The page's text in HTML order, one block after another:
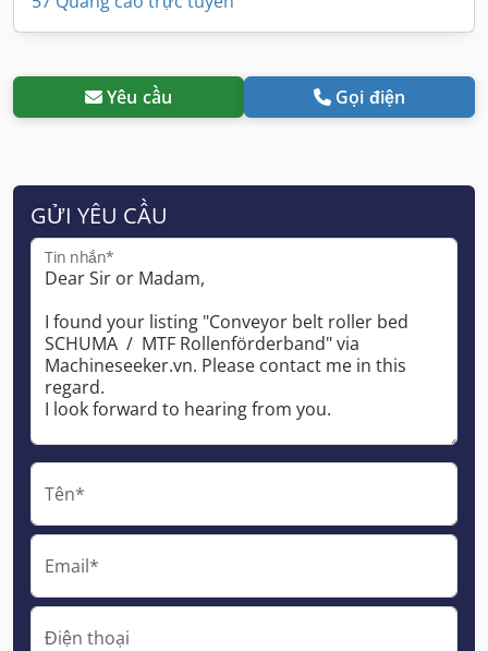
Yêu cầu Gọi điện
GỬI YÊU CẦU
Tin nhắn*
Tên*
Email*
Điện thoại